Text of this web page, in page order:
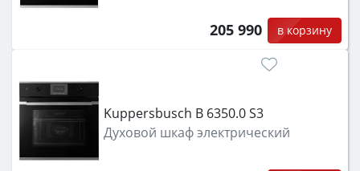
205 990 в корзину
Kuppersbusch B 6350.0 S3
Духовой шкаф электрический